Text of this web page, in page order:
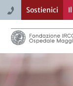
Sostienici Il